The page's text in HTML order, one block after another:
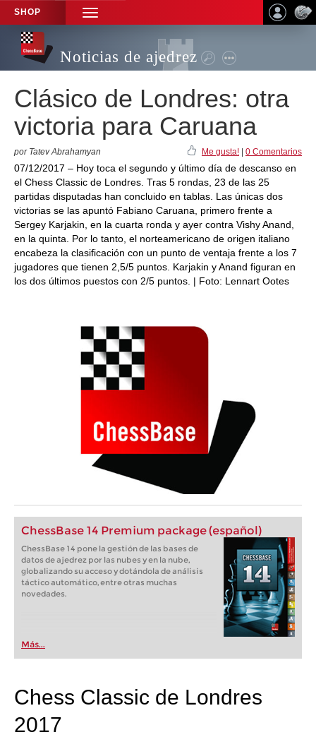
SHOP
TOGGLE
NAVIGATION
Noticias de ajedrez
Clásico de Londres: otra
victoria para Caruana
por Tatev Abrahamyan Me gusta! 0 Comentarios
07/12/2017 – Hoy toca el segundo y último día de descanso en
el Chess Classic de Londres. Tras 5 rondas, 23 de las 25
partidas disputadas han concluido en tablas. Las únicas dos
victorias se las apuntó Fabiano Caruana, primero frente a
Sergey Karjakin, en la cuarta ronda y ayer contra Vishy Anand,
en la quinta. Por lo tanto, el norteamericano de origen italiano
encabeza la clasificación con un punto de ventaja frente a los 7
jugadores que tienen 2,5/5 puntos. Karjakin y Anand figuran en
los dos últimos puestos con 2/5 puntos. | Foto: Lennart Ootes
ChessBase 14 Premium package (español)
ChessBase 14 pone la gestión de las bases de
datos de ajedrez por las nubes y en la nube,
globalizando su acceso y dotándola de análisis
táctico automático, entre otras muchas
novedades.
Más...
Chess Classic de Londres
2017